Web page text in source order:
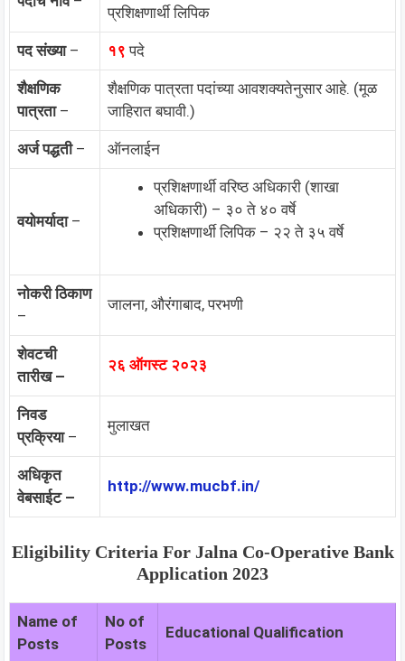
प्रशिक्षणार्थी लिपिक
पद संख्या– १९ पदे
शैक्षणिक
पात्रता–
शैक्षणिक पात्रता पदांच्या आवशक्यतेनुसार आहे. (मूळ
जाहिरात बघावी.)
अर्ज पद्धती– ऑनलाईन
वयोमर्यादा–
प्रशिक्षणार्थी वरिष्ठ अधिकारी (शाखा
अधिकारी) – ३० ते ४० वर्षे
प्रशिक्षणार्थी लिपिक – २२ ते ३५ वर्षे
नोकरी ठिकाण
–
जालना, औरंगाबाद, परभणी
शेवटची
तारीख –
२६ ऑगस्ट २०२३
निवड
प्रक्रिया–
मुलाखत
अधिकृत
वेबसाईट –
http://www.mucbf.in/
Eligibility Criteria For Jalna Co-Operative Bank
Application 2023
Name of
Posts
No of
Posts
Educational Qualification